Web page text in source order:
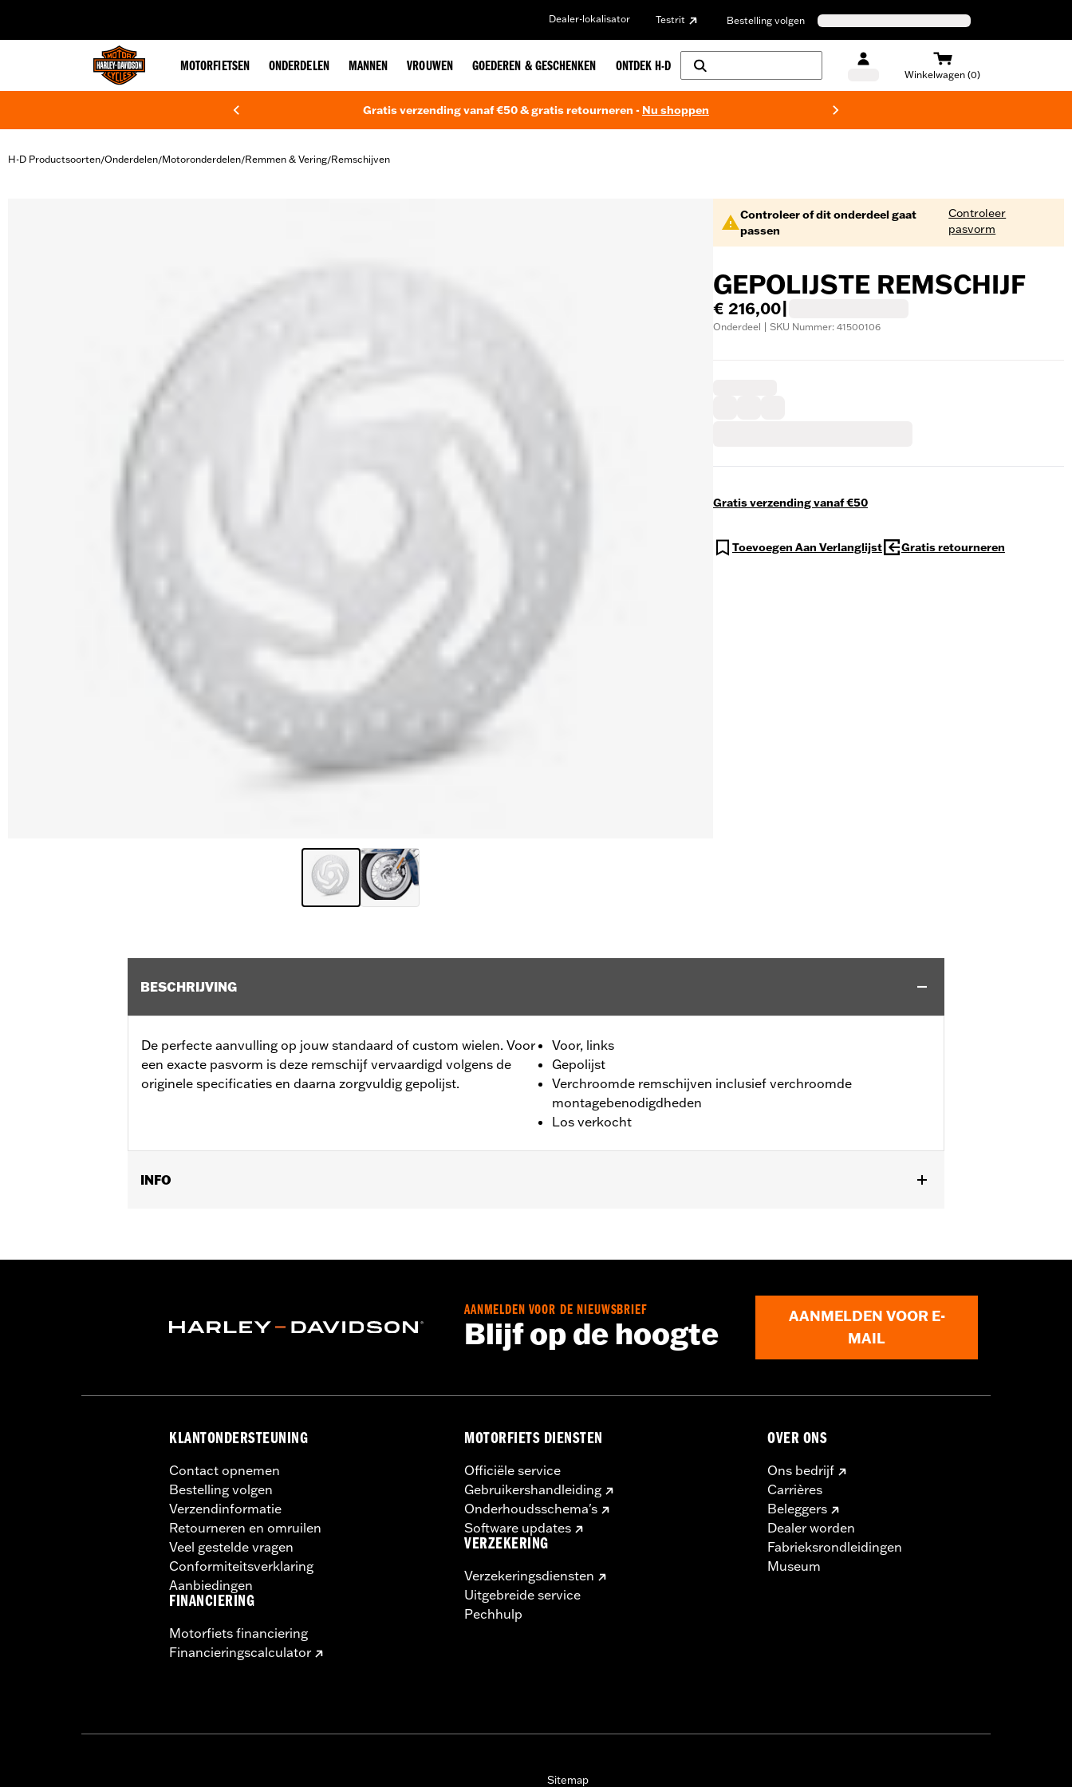
Dealer-lokalisator Testrit Bestelling volgen
MOTORFIETSEN ONDERDELEN MANNEN VROUWEN GOEDEREN & GESCHENKEN ONTDEK H-D
Winkelwagen (0)
Gratis verzending vanaf €50 & gratis retourneren - Nu shoppen
H-D Productsoorten/Onderdelen/Motoronderdelen/Remmen & Vering/Remschijven
Controleer of dit onderdeel gaat
passen
Controleer
pasvorm
GEPOLIJSTE REMSCHIJF
€ 216,00
Onderdeel | SKU Nummer: 41500106
Gratis verzending vanaf €50
Toevoegen Aan Verlanglijst Gratis retourneren
BESCHRIJVING
De perfecte aanvulling op jouw standaard of custom wielen. Voor
een exacte pasvorm is deze remschijf vervaardigd volgens de
originele specificaties en daarna zorgvuldig gepolijst.
Voor, links
Gepolijst
Verchroomde remschijven inclusief verchroomde
montagebenodigdheden
Los verkocht
INFO
Installatie-instructies
Materiaal:Staal
AANMELDEN VOOR DE NIEUWSBRIEF
Blijf op de hoogte
AANMELDEN VOOR E-
MAIL
KLANTONDERSTEUNING
Contact opnemen
Bestelling volgen
Verzendinformatie
Retourneren en omruilen
Veel gestelde vragen
Conformiteitsverklaring
Aanbiedingen
FINANCIERING
Motorfiets financiering
Financieringscalculator
MOTORFIETS DIENSTEN
Officiële service
Gebruikershandleiding
Onderhoudsschema's
Software updates
VERZEKERING
Verzekeringsdiensten
Uitgebreide service
Pechhulp
OVER ONS
Ons bedrijf
Carrières
Beleggers
Dealer worden
Fabrieksrondleidingen
Museum
Sitemap